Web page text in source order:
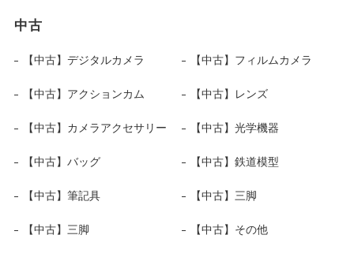
中古
【中古】デジタルカメラ 【中古】フィルムカメラ
【中古】アクションカム 【中古】レンズ
【中古】カメラアクセサリー 【中古】光学機器
【中古】バッグ 【中古】鉄道模型
【中古】筆記具 【中古】三脚
【中古】三脚 【中古】その他